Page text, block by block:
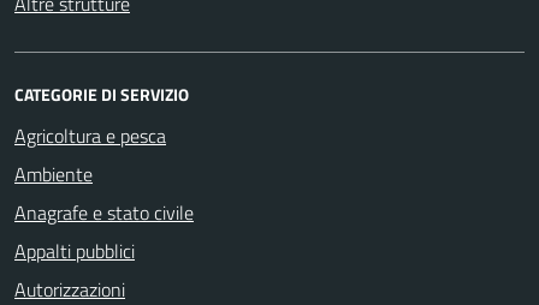
CATEGORIE DI SERVIZIO
Agricoltura e pesca
Ambiente
Anagrafe e stato civile
Appalti pubblici
Autorizzazioni